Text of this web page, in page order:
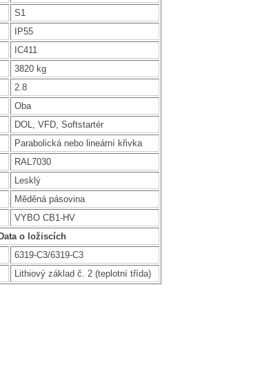
S1
IP55
IC411
3820 kg
2.8
Oba
DOL, VFD, Softstartér
Parabolická nebo lineární křivka
RAL7030
Lesklý
Měděná pásovina
VYBO CB1-HV
o ložiscích
6319-C3/6319-C3
Lithiový základ č. 2 (teplotní třída)